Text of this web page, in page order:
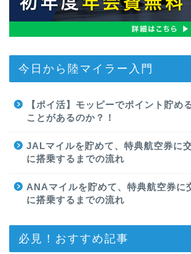
今日から陸マイラー入門
【ポイ活】モッピーでポイント貯め
ことがあるのか？！
JALマイルを貯めて、特典航空券に
に搭乗するまでの流れ
ANAマイルを貯めて、特典航空券に
に搭乗するまでの流れ
必見！おすすめ記事